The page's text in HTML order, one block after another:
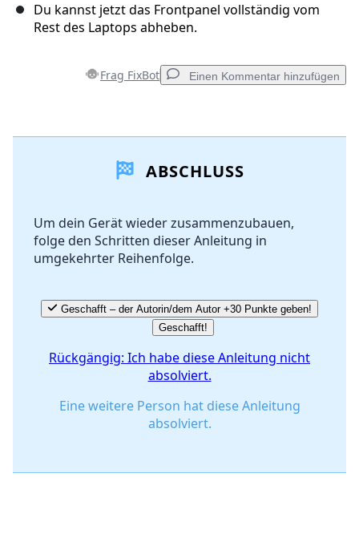
Du kannst jetzt das Frontpanel vollständig vom
Rest des Laptops abheben.
Frag FixBot Einen Kommentar hinzufügen
Kommentar hinzufügen
Abbrechen Kommentieren
ABSCHLUSS
Um dein Gerät wieder zusammenzubauen,
folge den Schritten dieser Anleitung in
umgekehrter Reihenfolge.
Geschafft – der Autorin/dem Autor +30 Punkte geben!
Geschafft!
Rückgängig: Ich habe diese Anleitung nicht
absolviert.
Eine weitere Person hat diese Anleitung
absolviert.